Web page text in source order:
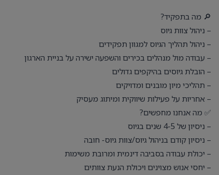
🔎 מה בתפקיד?
– ניהול צוות גיוס
– ניהול תהליך הגיוס למגוון תפקידים
– עבודה מול מנהלים בכירים והשפעה ישירה על בניית הארגון
– הובלת גיוסים בהיקפים גדולים
– תהליכי מיון מובנים ומדויקים
– אחריות על פעילות שיווקית ומיתוג מעסיק
✅ מה אנחנו מחפשים?
– ניסיון של 4-5 שנים בגיוס
– ניסיון קודם בניהול גיוס/צוות גיוס- חובה
– יכולת עבודה בסביבה דינמית ומרובת משימות
– יחסי אנוש מצוינים ויכולת הנעת צוותים